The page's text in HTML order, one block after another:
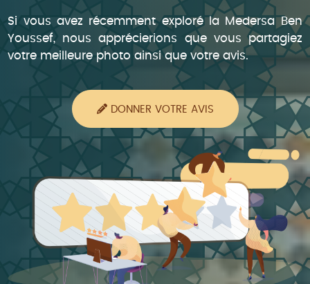
Si vous avez récemment exploré la Medersa Ben
Youssef, nous apprécierions que vous partagiez
votre meilleure photo ainsi que votre avis.
DONNER VOTRE AVIS